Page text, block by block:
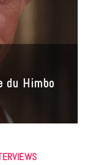
du Himbo